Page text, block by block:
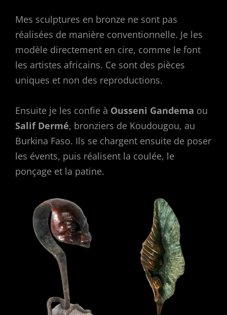
Mes sculptures en bronze ne sont pas
réalisées de manière conventionnelle. Je les
modèle directement en cire, comme le font
les artistes africains. Ce sont des pièces
uniques et non des reproductions.
Ensuite je les confie à Ousseni Gandema ou
Salif Dermé, bronziers de Koudougou, au
Burkina Faso. Ils se chargent ensuite de poser
les évents, puis réalisent la coulée, le
ponçage et la patine.